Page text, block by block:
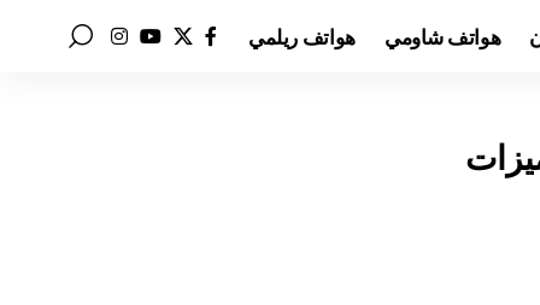
هواتف شاومي هواتف ريلمي